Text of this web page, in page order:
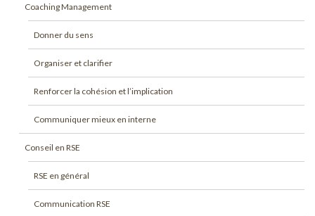
Coaching Management
Donner du sens
Organiser et clarifier
Renforcer la cohésion et l’implication
Communiquer mieux en interne
Conseil en RSE
RSE en général
Communication RSE